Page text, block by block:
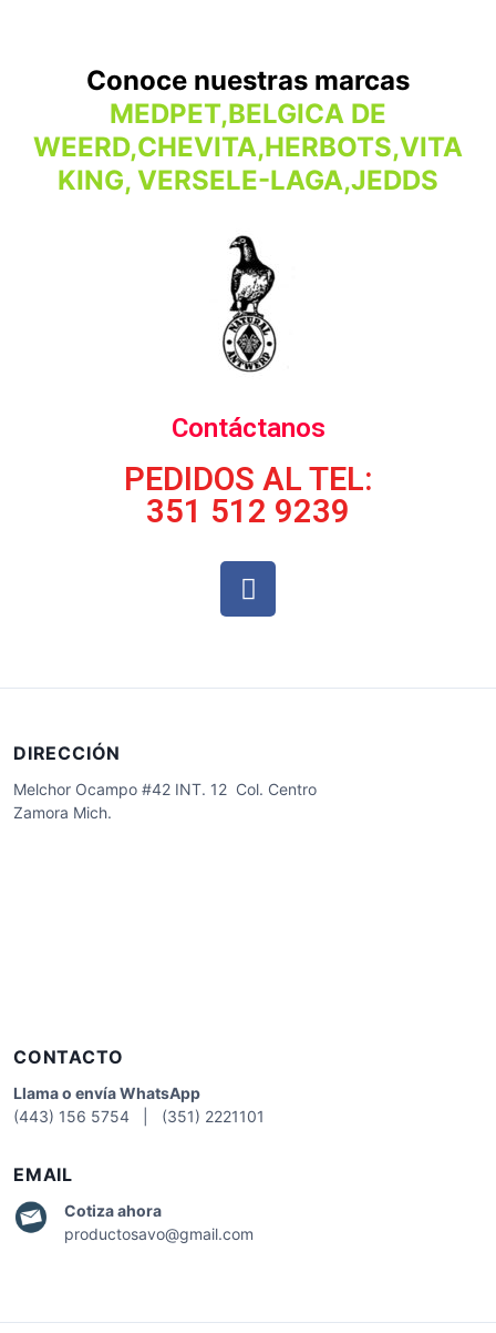
Conoce nuestras marcas
MEDPET,BELGICA DE
WEERD,CHEVITA,HERBOTS,VITA
KING, VERSELE-LAGA,JEDDS
Contáctanos
PEDIDOS AL TEL:
351 512 9239
DIRECCIÓN
Melchor Ocampo #42 INT. 12 Col. Centro
Zamora Mich.
CONTACTO
Llama o envía WhatsApp
(443) 156 5754 | (351) 2221101
EMAIL
Cotizaahora
productosavo@gmail.com